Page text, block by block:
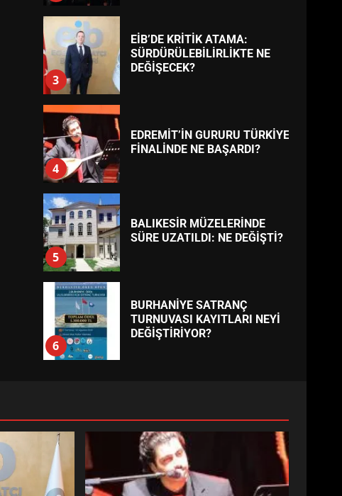
3
EİB’DE KRİTİK ATAMA:
SÜRDÜRÜLEBİLİRLİKTE NE
DEĞİŞECEK?
4
EDREMİT’İN GURURU TÜRKİYE
FİNALİNDE NE BAŞARDI?
5
BALIKESİR MÜZELERİNDE
SÜRE UZATILDI: NE DEĞİŞTİ?
6
BURHANİYE SATRANÇ
TURNUVASI KAYITLARI NEYİ
DEĞİŞTİRİYOR?
7
YÖNETİM NASIL ŞEKİLLENDİ?
AYVALIK SU MİRASI İÇİN